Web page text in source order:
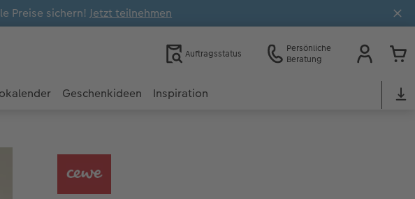
Preise sichern!Jetzt teilnehmen
Auftragsstatus
Persönliche
Beratung
Geschenkideen Inspiration